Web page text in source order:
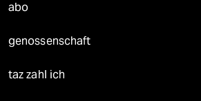
abo
genossenschaft
taz zahl ich